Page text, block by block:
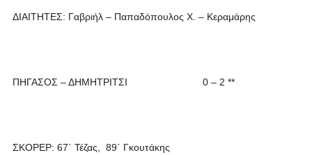
ΔΙΑΙΤΗΤΕΣ: Γαβριήλ – Παπαδόπουλος Χ. – Κεραμάρης
ΠΗΓΑΣΟΣ – ΔΗΜΗΤΡΙΤΣΙ 0 – 2 **
ΣΚΟΡΕΡ: 67΄ Τέζας, 89΄ Γκουτάκης